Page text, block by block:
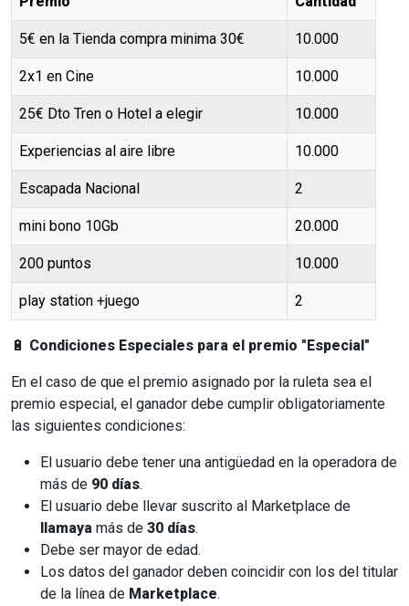
5€ en la Tienda compra minima 30€ 10.000
2x1 en Cine 10.000
25€ Dto Tren o Hotel a elegir 10.000
Experiencias al aire libre 10.000
Escapada Nacional 2
mini bono 10Gb 20.000
200 puntos 10.000
play station +juego 2
🔋 Condiciones Especiales para el premio "Especial"
En el caso de que el premio asignado por la ruleta sea el
premio especial, el ganador debe cumplir obligatoriamente
las siguientes condiciones:
El usuario debe tener una antigüedad en la operadora de
más de 90 días.
El usuario debe llevar suscrito al Marketplace de
llamaya más de 30 días.
Debe ser mayor de edad.
Los datos del ganador deben coincidir con los del titular
de la línea de Marketplace.